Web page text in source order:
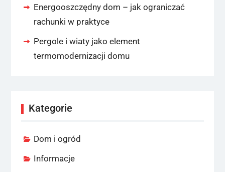
Energooszczędny dom – jak ograniczać
rachunki w praktyce
Pergole i wiaty jako element
termomodernizacji domu
Kategorie
Dom i ogród
Informacje